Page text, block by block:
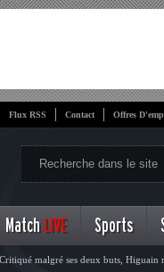
Flux RSS Contact Offres
Match LIVE Sports
malgré ses deux buts, Higuain